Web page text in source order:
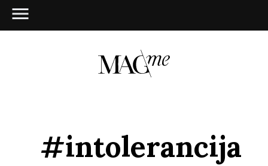
#intolerancija